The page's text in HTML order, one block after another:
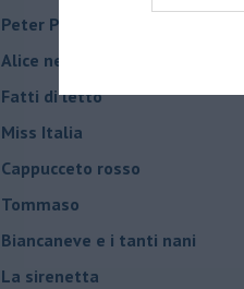
Peter Pan
Alice nel paese delle meraviglie
Fatti di letto
Miss Italia
Cappucceto rosso
Tommaso
Biancaneve e i tanti nani
La sirenetta